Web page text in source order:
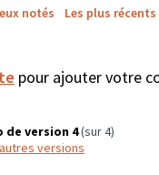
notés Les plus récents
pour ajouter votre
de version 4(sur 4)
autres versions